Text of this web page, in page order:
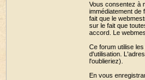
Vous consentez à
immédiatement de
fait que le
sur le fait que
accord. Le
Ce forum utilise
d'utilisation.
l'oublieriez).
En vous